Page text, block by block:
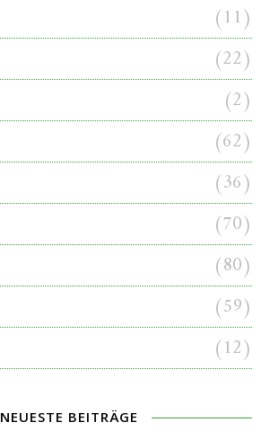
(11)
(22)
(2)
(62)
(36)
(70)
(80)
(59)
(12)
NEUESTE BEITRÄGE